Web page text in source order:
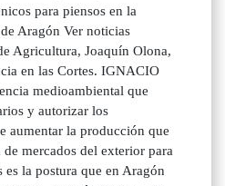
para piensos en la
Aragón Ver noticias
Agricultura, Joaquín Olona,
en las Cortes. IGNACIO
medioambiental que
y autorizar los
aumentar la producción que
mercados del exterior para
la postura que en Aragón